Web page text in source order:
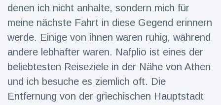
"Das alte
England":
Fans
frustriert
nach WM-
Aus
16 Juli
78
Jungstorch
nimmt
glückliche
Wendung
16 Juli
52
Aufrufe
denen ich nicht anhalte, sondern mich für
meine nächste Fahrt in diese Gegend erinnern
werde. Einige von ihnen waren ruhig, während
andere lebhafter waren. Nafplio ist eines der
beliebtesten Reiseziele in der Nähe von Athen
und ich besuche es ziemlich oft. Die
Entfernung von der griechischen Hauptstadt